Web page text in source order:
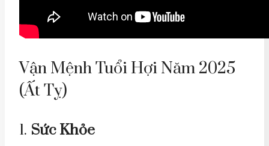
Vận Mệnh Tuổi Hợi Năm 2025
(Ất Tỵ)
1. Sức Khỏe